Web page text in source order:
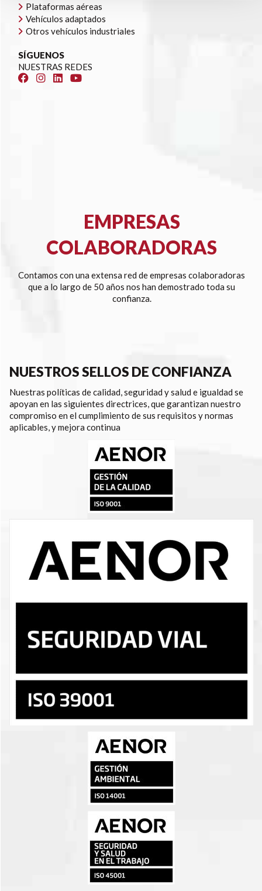
Plataformas aéreas
Vehículos adaptados
Otros vehículos industriales
SÍGUENOS
NUESTRAS REDES
EMPRESAS
COLABORADORAS
Contamos con una extensa red de empresas colaboradoras
que a lo largo de 50 años nos han demostrado toda su
confianza.
NUESTROS SELLOS DE CONFIANZA
Nuestras políticas de calidad, seguridad y salud e igualdad se
apoyan en las siguientes directrices, que garantizan nuestro
compromiso en el cumplimiento de sus requisitos y normas
aplicables, y mejora continua